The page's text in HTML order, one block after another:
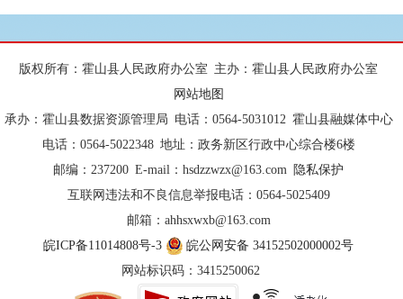
版权所有：霍山县人民政府办公室 主办：霍山县人民政府办公室
网站地图
承办：霍山县数据资源管理局 电话：0564-5031012 霍山县融媒体中心
电话：0564-5022348 地址：政务新区行政中心综合楼6楼
邮编：237200 E-mail：hsdzzwzx@163.com
隐私保护
互联网违法和不良信息举报电话：0564-5025409
邮箱：ahhsxwxb@163.com
皖ICP备11014808号-3
皖公网安备 34152502000002号
网站标识码：3415250062